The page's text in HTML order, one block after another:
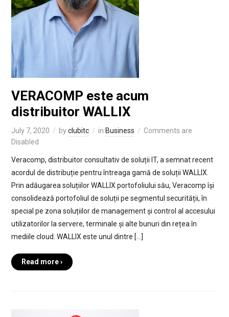
VERACOMP este acum
distribuitor WALLIX
July 7, 2020 byclubitc in Business
Comments are
Disabled
Veracomp, distribuitor consultativ de soluții IT, a semnat recent
acordul de distribuție pentru întreaga gamă de soluții WALLIX.
Prin adăugarea soluțiilor WALLIX portofoliului său, Veracomp își
consolidează portofoliul de soluții pe segmentul securității, în
special pe zona soluțiilor de management și control al accesului
utilizatorilor la servere, terminale și alte bunuri din rețea în
mediile cloud. WALLIX este unul dintre […]
Read more ›